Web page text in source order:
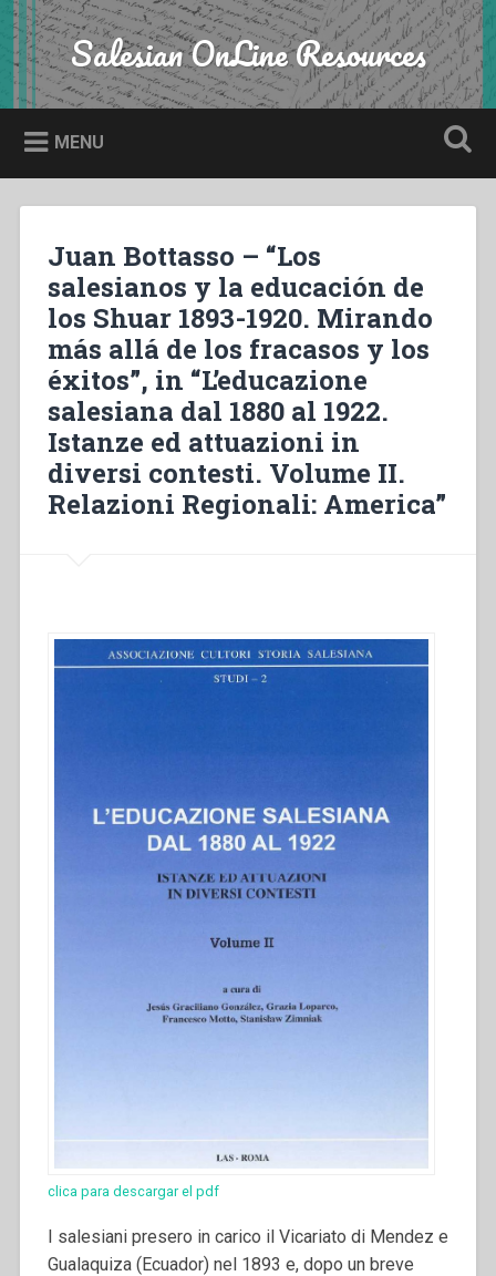
Skip
to
content
Search Salesian OnLine Resources
MENU
Juan Bottasso – “Los
salesianos y la educación de
los Shuar 1893-1920. Mirando
más allá de los fracasos y los
éxitos”, in “L’educazione
salesiana dal 1880 al 1922.
Istanze ed attuazioni in
diversi contesti. Volume II.
Relazioni Regionali: America”
clica para descargar el pdf
I salesiani presero in carico il Vicariato di Mendez e
Gualaquiza (Ecuador) nel 1893 e, dopo un breve